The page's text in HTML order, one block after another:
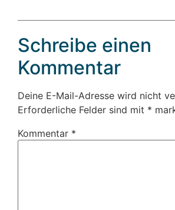
Schreibe einen
Kommentar
Deine E-Mail-Adresse wird nicht
Erforderliche Felder sind mit *
Kommentar *